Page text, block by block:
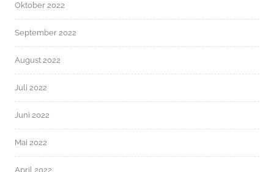
Oktober 2022
September 2022
August 2022
Juli 2022
Juni 2022
Mai 2022
April 2022